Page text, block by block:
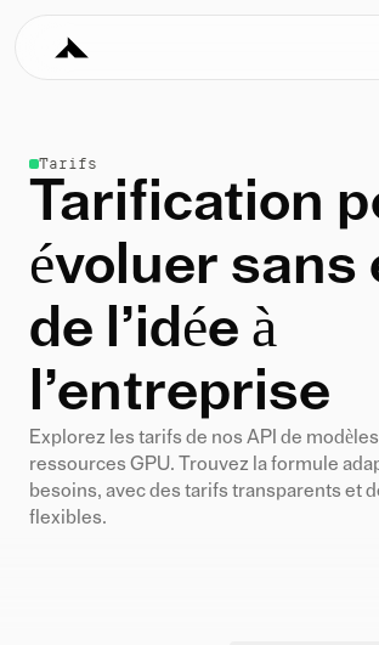
Tarifs
Tarification
évoluer sans
de l’idée à
l’entreprise
Explorez les tarifs de nos API de
ressources GPU. Trouvez la formule
besoins, avec des tarifs transparents et
flexibles.